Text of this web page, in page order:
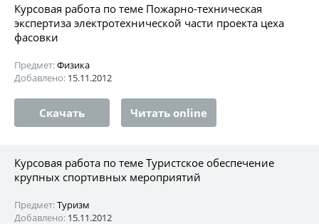
Курсовая работа по теме Пожарно-техническая
экспертиза электротехнической части проекта цеха
фасовки
Предмет:Физика
Добавлено: 15.11.2012
Скачать Читать online
Курсовая работа по теме Туристское обеспечение
крупных спортивных мероприятий
Предмет:Туризм
Добавлено: 15.11.2012